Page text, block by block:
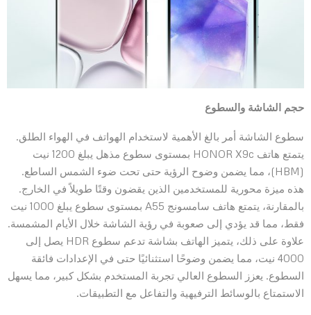
حجم الشاشة والسطوع
سطوع الشاشة أمر بالغ الأهمية لاستخدام الهواتف في الهواء الطلق.
يتمتع هاتف HONOR X9c بمستوى سطوع مذهل يبلغ 1200 نيت
(HBM)، مما يضمن وضوح الرؤية حتى تحت ضوء الشمس الساطع.
هذه ميزة محورية للمستخدمين الذين يقضون وقتًا طويلاً في الخارج.
بالمقارنة، يتمتع هاتف سامسونج A55 بمستوى سطوع يبلغ 1000 نيت
فقط، مما قد يؤدي إلى صعوبة في رؤية الشاشة خلال الأيام المشمسة.
علاوة على ذلك، يتميز الهاتف بشاشة تدعم سطوع HDR يصل إلى
4000 نيت، مما يضمن وضوحًا استثنائيًا حتى في الإعدادات فائقة
السطوع. يعزز السطوع العالي تجربة المستخدم بشكل كبير، مما يسهل
الاستمتاع بالوسائط الترفيهية والتفاعل مع التطبيقات.